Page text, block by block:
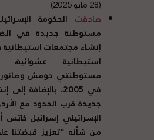
(28 مايو 2025)
صادقت الحكومة
مستوطنة جديدة في
إنشاء مجتمعات استيطانية
استيطانية
مستوطنتي حومش وصانور،
في 2005، بالإضافة إلى
جديدة قرب الحدود مع
الإسرائيلي إسرائيل كاتس
من شأنه “تعزيز قبضتنا